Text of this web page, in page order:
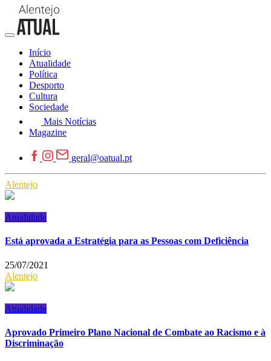
Início
Atualidade
Política
Desporto
Cultura
Sociedade
Mais Notícias
Magazine
geral@oatual.pt
Alentejo
Atualidade
Está aprovada a Estratégia para as Pessoas com Deficiência
25/07/2021
Alentejo
Atualidade
Aprovado Primeiro Plano Nacional de Combate ao Racismo e à
Discriminação